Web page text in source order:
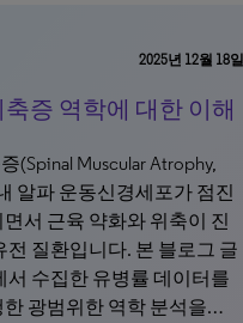
2025년 12월 18일
증 역학에 대한 이해
(Spinal Muscular Atrophy,
알파 운동신경세포가 점진
서 근육 약화와 위축이 진
전 질환입니다. 본 블로그 글
서 수집한 유병률 데이터를
한 광범위한 역학 분석을…